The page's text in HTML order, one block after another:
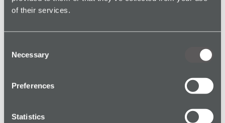
of their services.
Selection
Necessary
Preferences
Statistics
nos solutions peuvent protéger les travailleurs
Partagez cet article avec votre réseau
More Genuine Alarms